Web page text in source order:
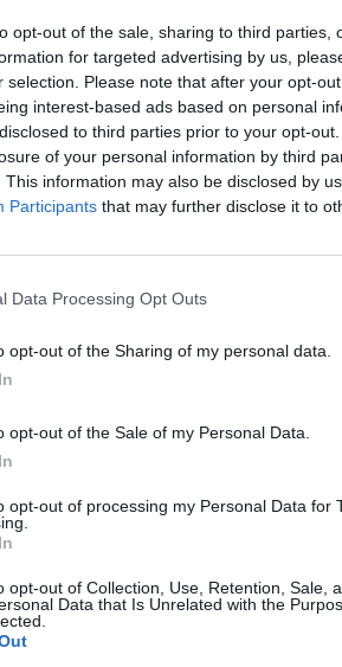
opt-out of the sale, sharing to third parties,
for targeted advertising by us,
selection. Please note that after your opt-
interest-based ads based on personal
to third parties prior to your opt-
of your personal information by third
This information may also be disclosed by
Participants that may further disclose it to
Data Processing Opt Outs
opt-out of the Sharing of my personal data.
opt-out of the Sale of my Personal Data.
opt-out of processing my Personal Data for
opt-out of Collection, Use, Retention, Sale,
Data that Is Unrelated with the
Minacce social
Figc, i tifosi non
perdonano la
hanno un valore il
ma stiamo parlando di
che non è andata in archivio
dev'essere concluso entro
sulla possibile sanzione Uefa,
che «la Uefa ha acceso un faro